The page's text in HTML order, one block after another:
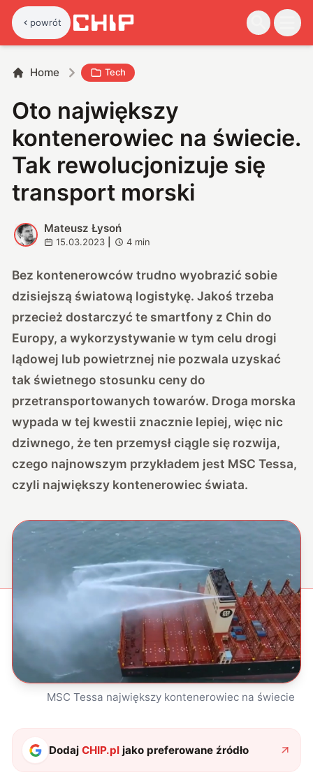
powrót
Home Tech
Oto największy
kontenerowiec na świecie.
Tak rewolucjonizuje się
transport morski
M
Mateusz Łysoń
15.03.2023 4 min
Bez kontenerowców trudno wyobrazić sobie
dzisiejszą światową logistykę. Jakoś trzeba
przecież dostarczyć te smartfony z Chin do
Europy, a wykorzystywanie w tym celu drogi
lądowej lub powietrznej nie pozwala uzyskać
tak świetnego stosunku ceny do
przetransportowanych towarów. Droga morska
wypada w tej kwestii znacznie lepiej, więc nic
dziwnego, że ten przemysł ciągle się rozwija,
czego najnowszym przykładem jest MSC Tessa,
czyli największy kontenerowiec świata.
MSC Tessa największy kontenerowiec na świecie
DodajCHIP.pl jako preferowane źródło